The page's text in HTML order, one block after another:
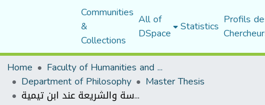
Communities
&
Collections
All of
DSpace Statistics Profils
Home
Faculty of Humanities and Social Sciences
Department of Philosophy Master Thesis
السياسة والشريعة عند ابن تيمية